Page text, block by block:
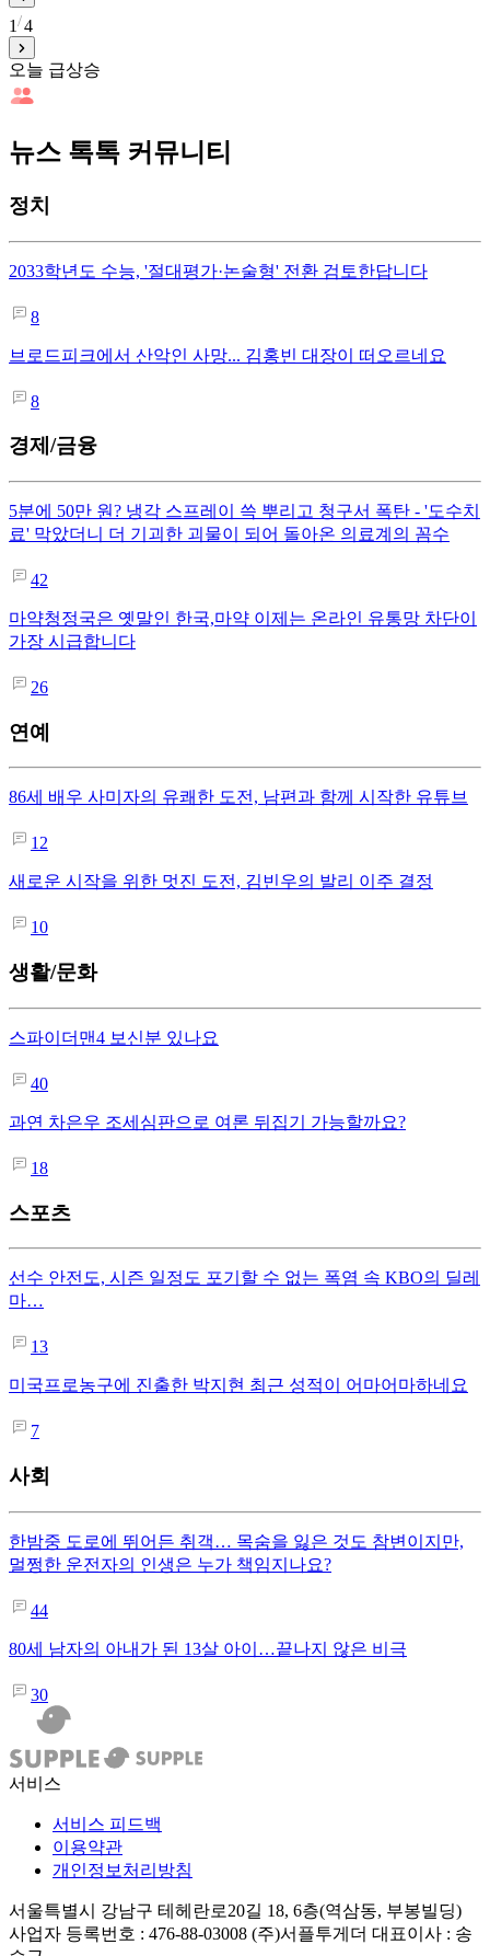
1 4
오늘 급상승
뉴스 톡톡 커뮤니티
정치
2033학년도 수능, '절대평가·논술형' 전환 검토한답니다
8
브로드피크에서 산악인 사망... 김홍빈 대장이 떠오르네요
8
경제/금융
5분에 50만 원? 냉각 스프레이 쓱 뿌리고 청구서 폭탄 - '도수치
료' 막았더니 더 기괴한 괴물이 되어 돌아온 의료계의 꼼수
42
마약청정국은 옛말인 한국,마약 이제는 온라인 유통망 차단이
가장 시급합니다
26
연예
86세 배우 사미자의 유쾌한 도전, 남편과 함께 시작한 유튜브
12
새로운 시작을 위한 멋진 도전, 김빈우의 발리 이주 결정
10
생활/문화
스파이더맨4 보신분 있나요
40
과연 차은우 조세심판으로 여론 뒤집기 가능할까요?
18
스포츠
선수 안전도, 시즌 일정도 포기할 수 없는 폭염 속 KBO의 딜레
마…
13
미국프로농구에 진출한 박지현 최근 성적이 어마어마하네요
7
사회
한밤중 도로에 뛰어든 취객… 목숨을 잃은 것도 참변이지만,
멀쩡한 운전자의 인생은 누가 책임지나요?
44
80세 남자의 아내가 된 13살 아이…끝나지 않은 비극
30
서비스
서비스 피드백
이용약관
개인정보처리방침
서울특별시 강남구 테헤란로20길 18, 6층(역삼동, 부봉빌딩)
사업자 등록번호 : 476-88-03008 (주)서플투게더 대표이사 : 송